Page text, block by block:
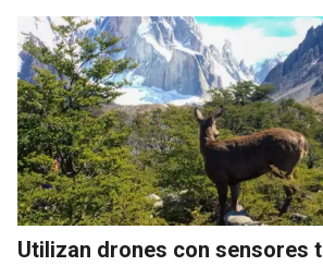
Utilizan drones con sensores